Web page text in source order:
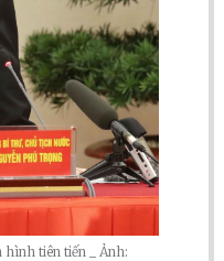
tiên tiến _ Ảnh: